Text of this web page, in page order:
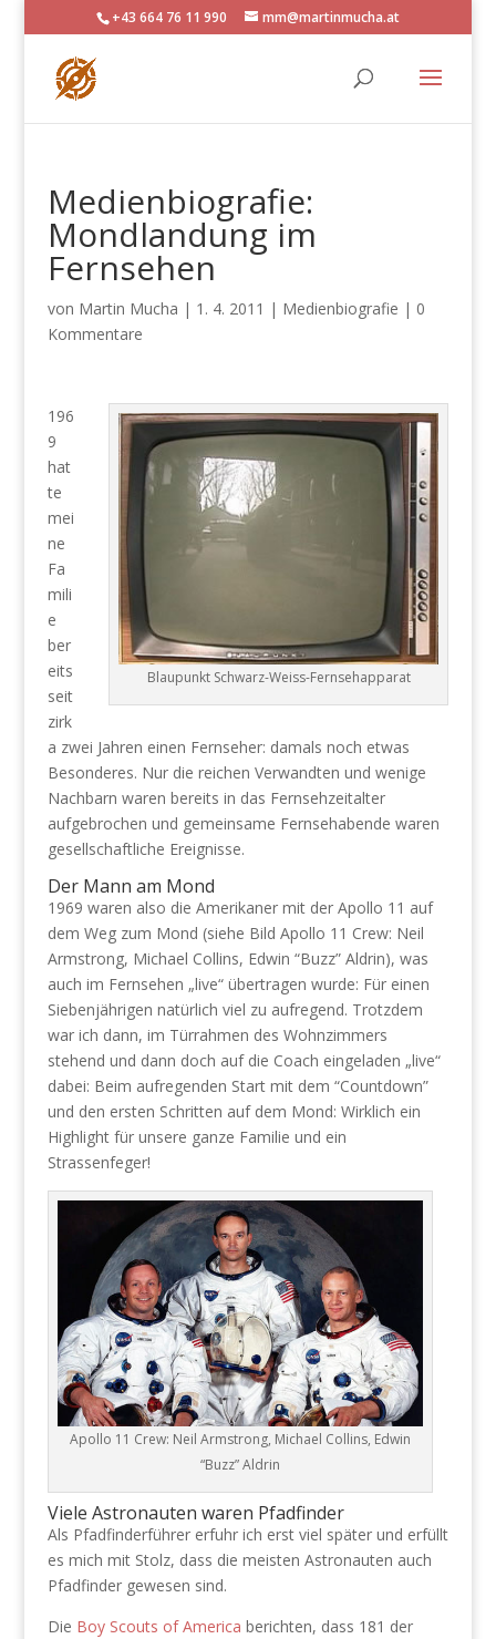
+43 664 76 11 990 mm@martinmucha.at
Medienbiografie:
Mondlandung im
Fernsehen
von Martin Mucha | 1. 4. 2011 | Medienbiografie | 0
Kommentare
Blaupunkt Schwarz-Weiss-Fernsehapparat
196
9
hat
te
mei
ne
Fa
mili
e
ber
eits
seit
zirk
a zwei Jahren einen Fernseher: damals noch etwas
Besonderes. Nur die reichen Verwandten und wenige
Nachbarn waren bereits in das Fernsehzeitalter
aufgebrochen und gemeinsame Fernsehabende waren
gesellschaftliche Ereignisse.
Der Mann am Mond
1969 waren also die Amerikaner mit der Apollo 11 auf
dem Weg zum Mond (siehe Bild Apollo 11 Crew: Neil
Armstrong, Michael Collins, Edwin “Buzz” Aldrin), was
auch im Fernsehen „live“ übertragen wurde: Für einen
Siebenjährigen natürlich viel zu aufregend. Trotzdem
war ich dann, im Türrahmen des Wohnzimmers
stehend und dann doch auf die Coach eingeladen „live“
dabei: Beim aufregenden Start mit dem “Countdown”
und den ersten Schritten auf dem Mond: Wirklich ein
Highlight für unsere ganze Familie und ein
Strassenfeger!
Apollo 11 Crew: Neil Armstrong, Michael Collins, Edwin
“Buzz” Aldrin
Viele Astronauten waren Pfadfinder
Als Pfadfinderführer erfuhr ich erst viel später und erfüllt
es mich mit Stolz, dass die meisten Astronauten auch
Pfadfinder gewesen sind.
Die Boy Scouts of America berichten, dass 181 der